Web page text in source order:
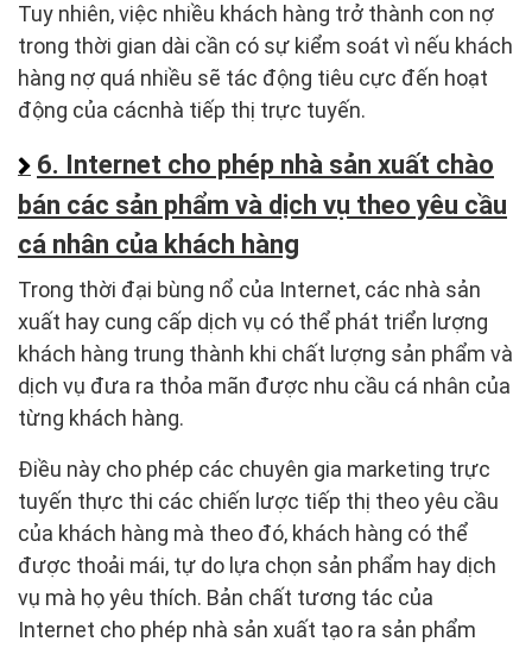
Tuy nhiên, việc nhiều khách hàng trở thành con nợ
trong thời gian dài cần có sự kiểm soát vì nếu khách
hàng nợ quá nhiều sẽ tác động tiêu cực đến hoạt
động của cácnhà tiếp thị trực tuyến.
6. Internet cho phép nhà sản xuất chào
bán các sản phẩm và dịch vụ theo yêu cầu
cá nhân của khách hàng
Trong thời đại bùng nổ của Internet, các nhà sản
xuất hay cung cấp dịch vụ có thể phát triển lượng
khách hàng trung thành khi chất lượng sản phẩm và
dịch vụ đưa ra thỏa mãn được nhu cầu cá nhân của
từng khách hàng.
Điều này cho phép các chuyên gia marketing trực
tuyến thực thi các chiến lược tiếp thị theo yêu cầu
của khách hàng mà theo đó, khách hàng có thể
được thoải mái, tự do lựa chọn sản phẩm hay dịch
vụ mà họ yêu thích. Bản chất tương tác của
Internet cho phép nhà sản xuất tạo ra sản phẩm